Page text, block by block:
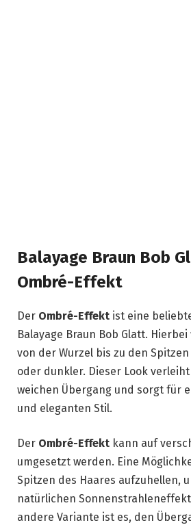
Balayage Braun Bob
Ombré-Effekt
Der Ombré-Effekt ist eine
Balayage Braun Bob Glatt.
von der Wurzel bis zu den
oder dunkler. Dieser Look
weichen Übergang und sorgt für
und eleganten Stil.
Der Ombré-Effekt kann auf
umgesetzt werden. Eine
Spitzen des Haares aufzuhellen,
natürlichen
andere Variante ist es, den